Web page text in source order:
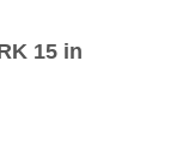
15 in